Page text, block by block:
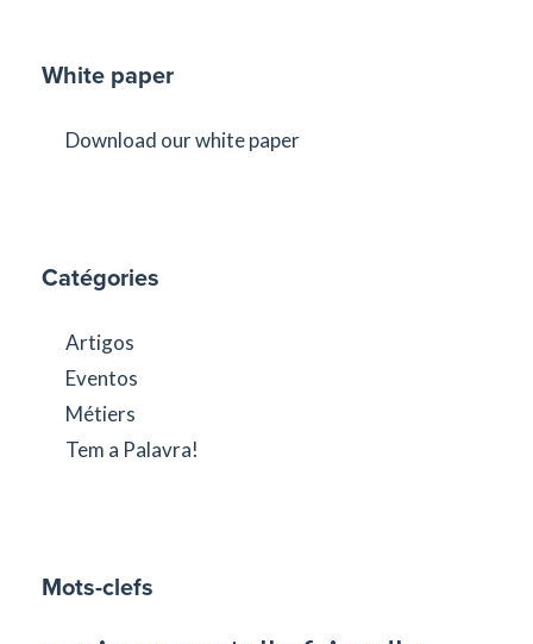
White paper
Download our white paper
Catégories
Artigos
Eventos
Métiers
Tem a Palavra!
Mots-clefs